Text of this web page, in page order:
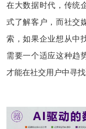
在大数据时代，传统
式了解客户，而社交
索，如果企业想从中
需要一个适应这种趋
才能在社交用户中寻